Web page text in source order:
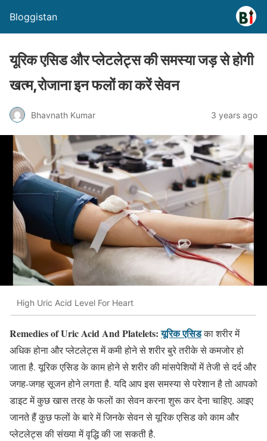
Bloggistan
यूरिक एसिड और प्लेटलेट्स की समस्या जड़ से होगी
खत्म,रोजाना इन फलों का करें सेवन
Bhavnath Kumar 3 years ago
High Uric Acid Level For Heart
Remedies of Uric Acid And Platelets:यूरिक एसिडका शरीर में
अधिक होना और प्लेटलेट्स में कमी होने से शरीर बुरे तरीके से कमजोर हो
जाता है. यूरिक एसिड के काम होने से शरीर की मांसपेशियों में तेजी से दर्द और
जगह-जगह सूजन होने लगता है. यदि आप इस समस्या से परेशान है तो आपको
डाइट में कुछ खास तरह के फलों का सेवन करना शुरू कर देना चाहिए. आइए
जानते हैं कुछ फलों के बारे में जिनके सेवन से यूरिक एसिड को काम और
प्लेटलेट्स की संख्या में वृद्धि की जा सकती है.